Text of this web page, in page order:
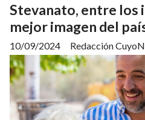
Stevanato, entre los
mejor imagen del
Redacción
10/09/2024